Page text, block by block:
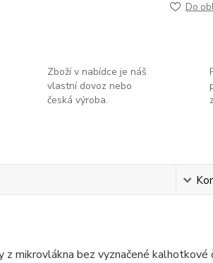
Do
Zboží v nabídce je náš
vlastní dovoz nebo
česká výroba.
mikrovlákna bez vyznačené kalhotkové